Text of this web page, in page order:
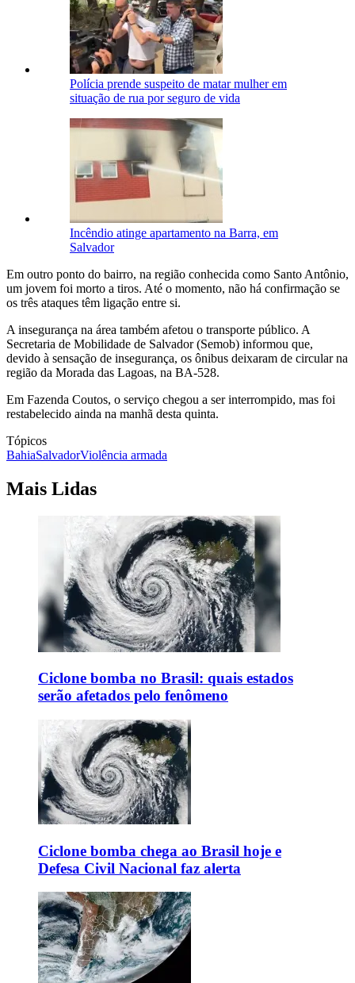
Polícia prende suspeito de matar mulher em
situação de rua por seguro de vida
Incêndio atinge apartamento na Barra, em
Salvador
Em outro ponto do bairro, na região conhecida como Santo Antônio,
um jovem foi morto a tiros. Até o momento, não há confirmação se
os três ataques têm ligação entre si.
A insegurança na área também afetou o transporte público. A
Secretaria de Mobilidade de Salvador (Semob) informou que,
devido à sensação de insegurança, os ônibus deixaram de circular na
região da Morada das Lagoas, na BA-528.
Em Fazenda Coutos, o serviço chegou a ser interrompido, mas foi
restabelecido ainda na manhã desta quinta.
Tópicos
BahiaSalvadorViolência armada
Mais Lidas
Ciclone bomba no Brasil: quais estados
serão afetados pelo fenômeno
Ciclone bomba chega ao Brasil hoje e
Defesa Civil Nacional faz alerta